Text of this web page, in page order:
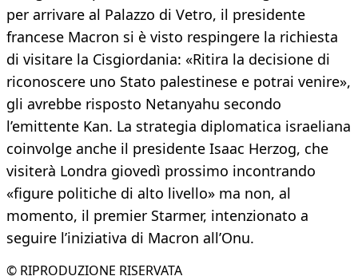
per arrivare al Palazzo di Vetro, il presidente
francese Macron si è visto respingere la richiesta
di visitare la Cisgiordania: «Ritira la decisione di
riconoscere uno Stato palestinese e potrai venire»,
gli avrebbe risposto Netanyahu secondo
l’emittente Kan. La strategia diplomatica israeliana
coinvolge anche il presidente Isaac Herzog, che
visiterà Londra giovedì prossimo incontrando
«figure politiche di alto livello» ma non, al
momento, il premier Starmer, intenzionato a
seguire l’iniziativa di Macron all’Onu.
© RIPRODUZIONE RISERVATA